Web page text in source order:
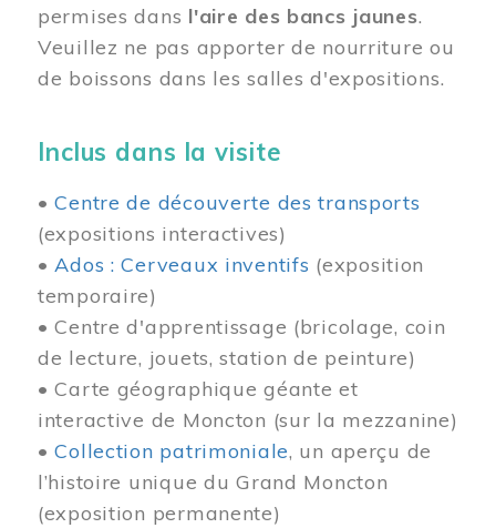
permises dans l'aire des bancs jaunes.
Veuillez ne pas apporter de nourriture ou
de boissons dans les salles d'expositions.
Inclus dans la visite
•Centre de découverte des transports
(expositions interactives)
•Ados : Cerveaux inventifs (exposition
temporaire)
• Centre d'apprentissage (bricolage, coin
de lecture, jouets, station de peinture)
• Carte géographique géante et
interactive de Moncton (sur la mezzanine)
•Collection patrimoniale, un aperçu de
l’histoire unique du Grand Moncton
(exposition permanente)